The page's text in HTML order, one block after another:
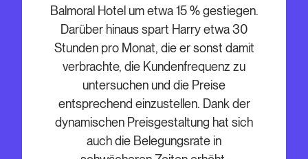
Balmoral Hotel um etwa 15 % gestiegen.
Darüber hinaus spart Harry etwa 30
Stunden pro Monat, die er sonst damit
verbrachte, die Kundenfrequenz zu
untersuchen und die Preise
entsprechend einzustellen. Dank der
dynamischen Preisgestaltung hat sich
auch die Belegungsrate in